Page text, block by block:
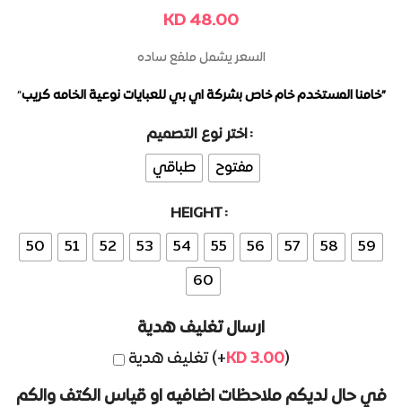
KD 48.00
السعر يشمل ملفع ساده
“ خامنا المستخدم خام خاص بشركة اي بي للعبايات نوعية الخامه كريب”
اختر نوع التصميم
طباقي
مفتوح
HEIGHT
50
51 52 53 54 55 56 57 58
59
60
ارسال تغليف هدية
تغليف هدية (+KD3.00)
في حال لديكم ملاحظات اضافيه او قياس الكتف والكم
Alternative: